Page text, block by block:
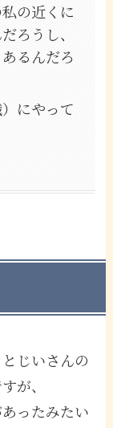
の近くに
ろうし、
るんだろ
にやって
じいさんの
が、
ったみたい